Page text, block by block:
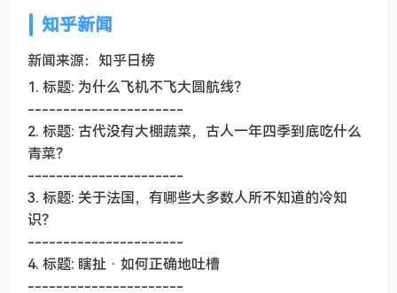
知乎新闻
新闻来源：知乎日榜
1. 标题: 为什么飞机不飞大圆航线？
----------------------
2. 标题: 古代没有大棚蔬菜，古人一年四季到底吃什么
青菜？
----------------------
3. 标题: 关于法国，有哪些大多数人所不知道的冷知
识？
----------------------
4. 标题: 瞎扯 · 如何正确地吐槽
----------------------